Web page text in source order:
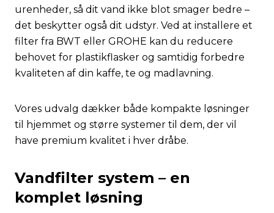
urenheder, så dit vand ikke blot smager bedre –
det beskytter også dit udstyr. Ved at installere et
filter fra BWT eller GROHE kan du reducere
behovet for plastikflasker og samtidig forbedre
kvaliteten af din kaffe, te og madlavning.
Vores udvalg dækker både kompakte løsninger
til hjemmet og større systemer til dem, der vil
have premium kvalitet i hver dråbe.
Vandfilter system – en
komplet løsning